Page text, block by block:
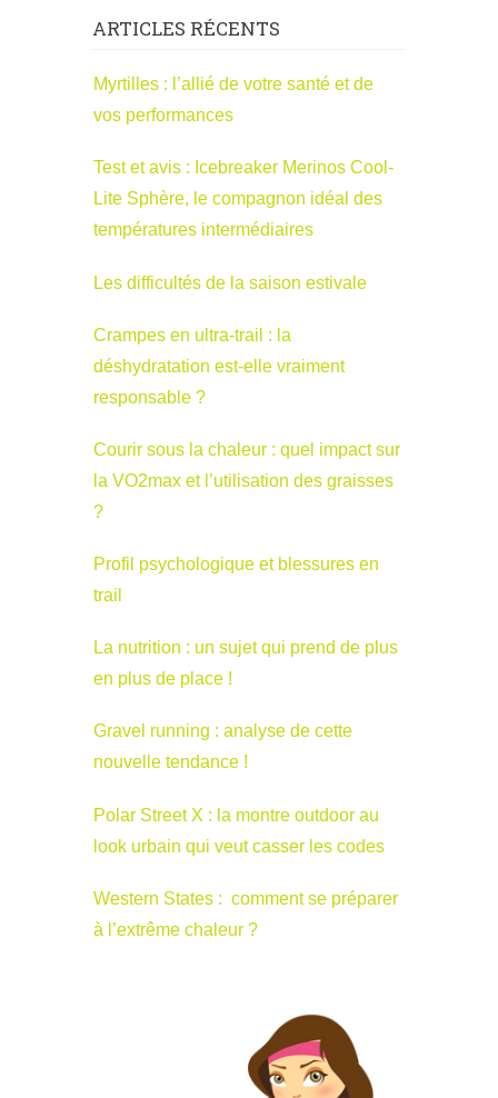
ARTICLES RÉCENTS
Myrtilles : l’allié de votre santé et de
vos performances
Test et avis : Icebreaker Merinos Cool-
Lite Sphère, le compagnon idéal des
températures intermédiaires
Les difficultés de la saison estivale
Crampes en ultra-trail : la
déshydratation est-elle vraiment
responsable ?
Courir sous la chaleur : quel impact sur
la VO2max et l’utilisation des graisses
?
Profil psychologique et blessures en
trail
La nutrition : un sujet qui prend de plus
en plus de place !
Gravel running : analyse de cette
nouvelle tendance !
Polar Street X : la montre outdoor au
look urbain qui veut casser les codes
Western States : comment se préparer
à l’extrême chaleur ?